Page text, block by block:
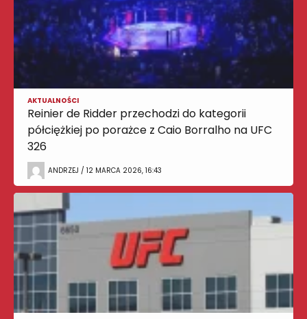
AKTUALNOŚCI
Reinier de Ridder przechodzi do kategorii
półciężkiej po porażce z Caio Borralho na UFC
326
ANDRZEJ / 12 MARCA 2026, 16:43